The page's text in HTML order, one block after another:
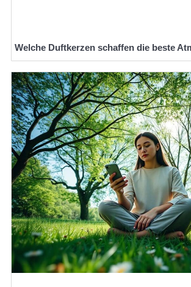
Welche Duftkerzen schaffen die beste